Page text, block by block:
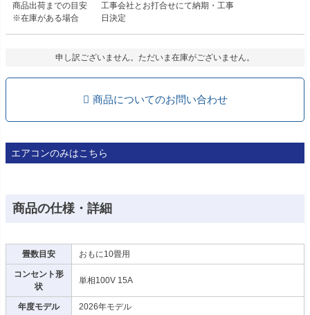
商品出荷までの目安
※在庫がある場合
工事会社とお打合せにて納期・工事
日決定
申し訳ございません。ただいま在庫がございません。
商品についてのお問い合わせ
エアコンのみはこちら
商品の仕様・詳細
畳数目安 おもに10畳用
コンセント形
状
単相100V 15A
年度モデル 2026年モデル